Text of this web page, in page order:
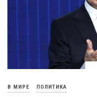
В МИРЕ ПОЛИТИКА